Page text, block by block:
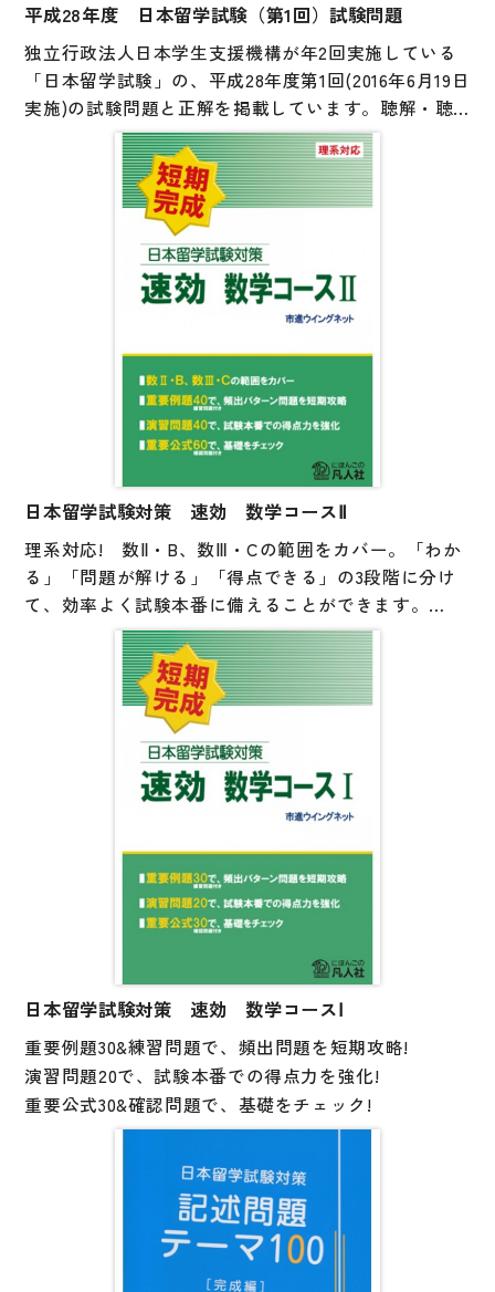
平成28年度 日本留学試験（第1回）試験問題
独立行政法人日本学生支援機構が年2回実施している
「日本留学試験」の、平成28年度第1回(2016年6月19日
実施)の試験問題と正解を掲載しています。聴解・聴
読解音声CD付。巻末には参考資料として、試験の実
施要項や出題範囲をまとめたシラバスを掲載していま
日本留学試験対策 速効 数学コースⅡ
理系対応! 数Ⅱ・B、数Ⅲ・Cの範囲をカバー。「わか
る」「問題が解ける」「得点できる」の3段階に分け
て、効率よく試験本番に備えることができます。
重要例題40で、頻出パターン問題を短期攻略!
演習問題40で、試験本番での得点力を強化!
重要公式60で、基礎をチェック!
日本留学試験対策 速効 数学コースⅠ
重要例題30&練習問題で、頻出問題を短期攻略!
演習問題20で、試験本番での得点力を強化!
重要公式30&確認問題で、基礎をチェック!